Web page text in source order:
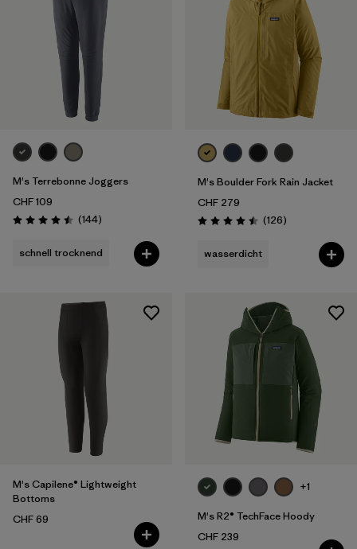
M's Terrebonne Joggers
CHF 109
Bewertung: 4.5 / 5
(144Rezensionen
)
schnell trocknend
M's Boulder Fork Rain Jacket
CHF 279
Bewertung: 4.5 / 5
(126Rezensionen
)
wasserdicht
M's Capilene® Lightweight
Bottoms
CHF 69
+1
M's R2® TechFace Hoody
CHF 239